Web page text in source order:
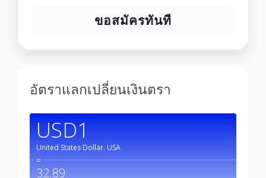
ขอสมัครทันที
อัตราแลกเปลี่ยนเงินตรา
USD1
United States Dollar. USA
=
32.89